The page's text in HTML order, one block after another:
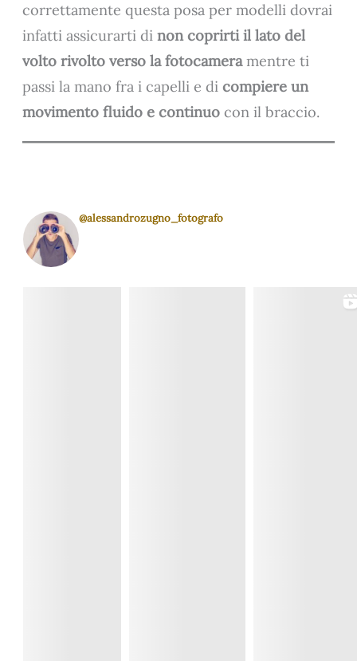
correttamente questa posa per modelli dovrai
infatti assicurarti dinon coprirti il lato del
volto rivolto verso la fotocameramentre ti
passi la mano fra i capelli e dicompiere un
movimento fluido e continuo con il braccio.
@alessandrozugno_fotografo